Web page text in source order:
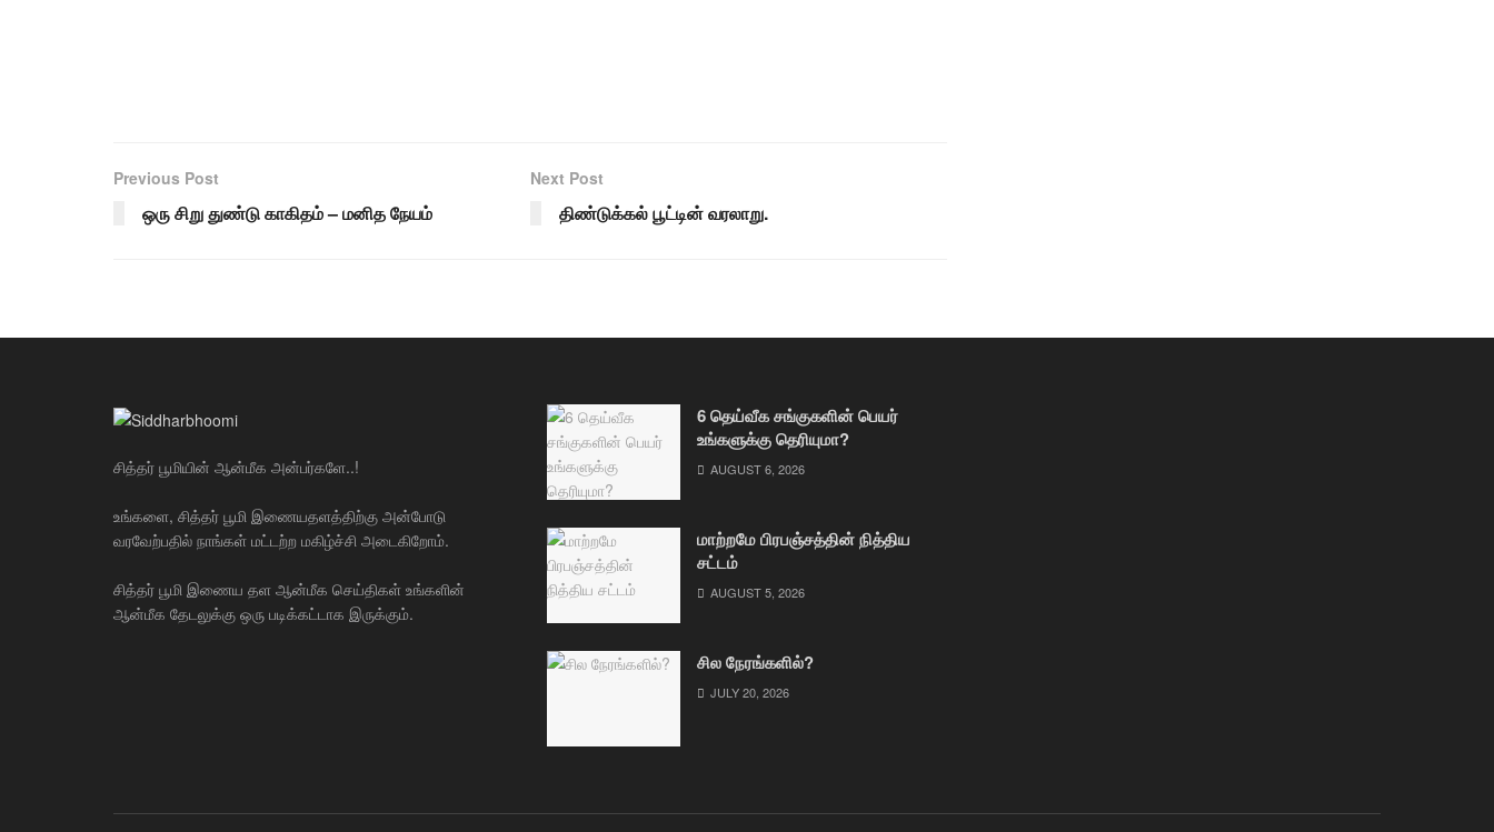
Previous Post
ஒரு சிறு துண்டு காகிதம் – மனித நேயம்
Next Post
திண்டுக்கல் பூட்டின் வரலாறு.
சித்தர் பூமியின் ஆன்மீக அன்பர்களே..!
உங்களை, சித்தர் பூமி இணையதளத்திற்கு அன்போடு
வரவேற்பதில் நாங்கள் மட்டற்ற மகிழ்ச்சி அடைகிறோம்.
சித்தர் பூமி இணைய தள ஆன்மீக செய்திகள் உங்களின்
ஆன்மீக தேடலுக்கு ஒரு படிக்கட்டாக இருக்கும்.
6 தெய்வீக சங்குகளின் பெயர்
உங்களுக்கு தெரியுமா?
AUGUST 6, 2026
மாற்றமே பிரபஞ்சத்தின் நித்திய
சட்டம்
AUGUST 5, 2026
சில நேரங்களில்?
JULY 20, 2026